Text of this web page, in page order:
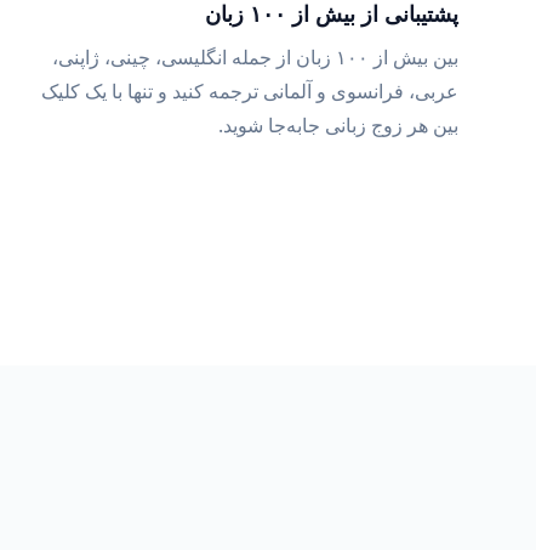
پشتیبانی از بیش از ۱۰۰ زبان
بین بیش از ۱۰۰ زبان از جمله انگلیسی، چینی، ژاپنی،
عربی، فرانسوی و آلمانی ترجمه کنید و تنها با یک کلیک
بین هر زوج زبانی جابه‌جا شوید.